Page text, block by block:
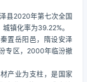
县2020年第七次全国
镇化率为39.22%。
置岳阳邑，隋设安泽
专区，2000年临汾撤
产业为支柱，是国家